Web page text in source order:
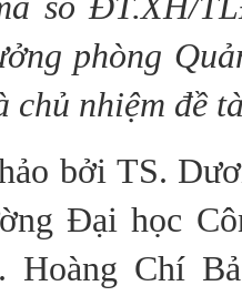
phòng
chủ nhiệm đề
bởi TS.
Đại học
Hoàng Chí